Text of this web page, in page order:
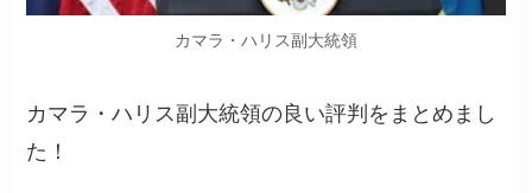
カマラ・ハリス副大統領
カマラ・ハリス副大統領の良い評判をまとめまし
た！